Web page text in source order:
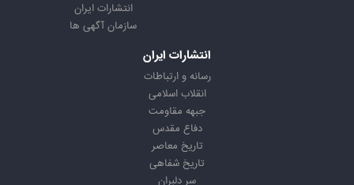
انتشارات ایران
سازمان آگهی ها
انتشارات ایران
رسانه و ارتباطات
انقلاب اسلامی
جبهه مقاومت
دفاع مقدس
تاریخ معاصر
تاریخ شفاهی
سر دلبران